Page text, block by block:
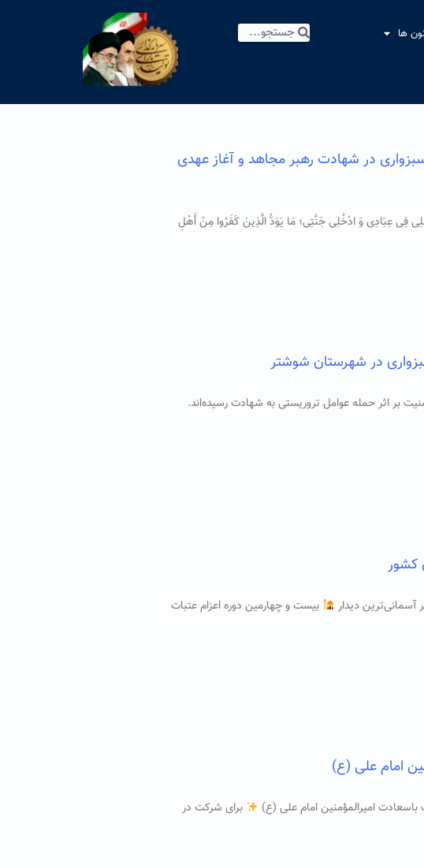
ها
در شهادت رهبر مجاهد و آغاز عهدی
فِی عِبَادِی وَ ادْخُلِی جَنَّتِی؛ مَا یَوَدُّ الَّذِینَ کَفَرُوا مِنْ أَهْلِ
در شهرستان شوشتر
شوشتر استان خوزستان، ۲ نیروی مدافع امنیت بر اثر حمله عوامل تروریستی به شهادت رسیده‌اند.
کشور
دیدار بیست و چهارمین دوره اعزام عتبات
امام علی (ع)
امیرالمؤمنین امام علی (ع)
برای شرکت در